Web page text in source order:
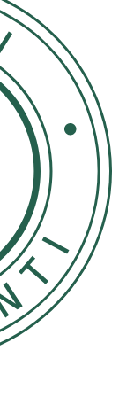
hudton. Det
och
eller
en tjockare
ögonen,
eller
Glycerin,
Acid, Inulin,